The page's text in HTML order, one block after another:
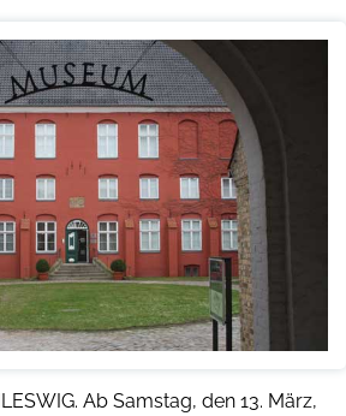
Ab Samstag, den 13. März,